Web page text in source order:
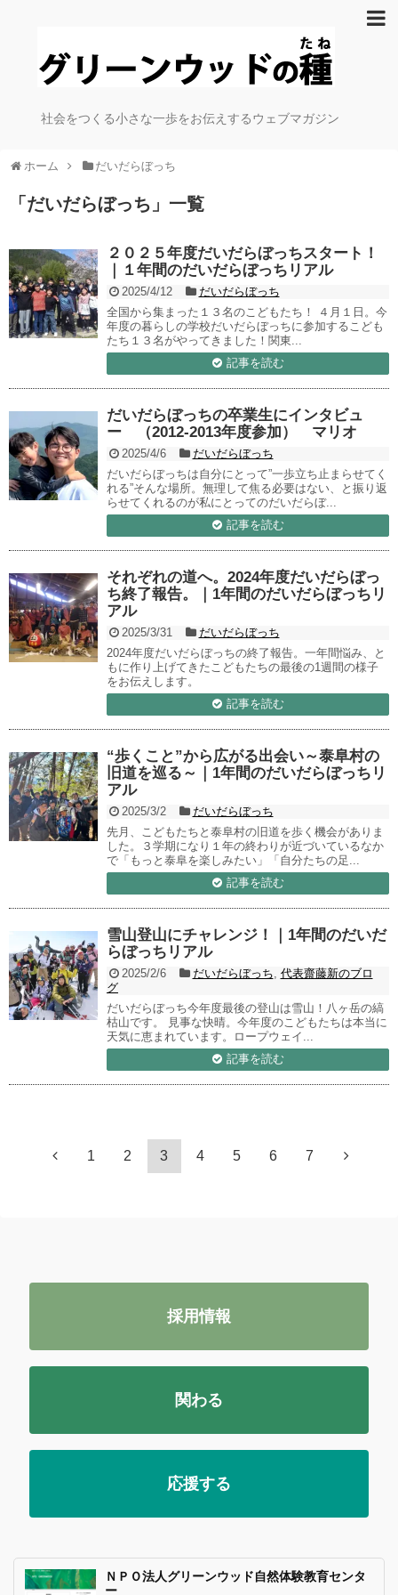
社会をつくる小さな一歩をお伝えするウェブマガジン
ホーム だいだらぼっち
「 だいだらぼっち 」 一覧
２０２５年度だいだらぼっちスタート！
｜１年間のだいだらぼっちリアル
2025/4/12
だいだらぼっち
全国から集まった１３名のこどもたち！ ４月１日。今
年度の暮らしの学校だいだらぼっちに参加するこども
たち１３名がやってきました！関東...
記事を読む
だいだらぼっちの卒業生にインタビュ
ー （2012-2013年度参加） マリオ
2025/4/6
だいだらぼっち
だいだらぼっちは自分にとって”一歩立ち止まらせてく
れる”そんな場所。無理して焦る必要はない、と振り返
らせてくれるのが私にとってのだいだらぼ...
記事を読む
それぞれの道へ。2024年度だいだらぼっ
ち終了報告。｜1年間のだいだらぼっちリ
アル
2025/3/31
だいだらぼっち
2024年度だいだらぼっちの終了報告。一年間悩み、と
もに作り上げてきたこどもたちの最後の1週間の様子
をお伝えします。
記事を読む
“歩くこと”から広がる出会い～泰阜村の
旧道を巡る～｜1年間のだいだらぼっちリ
アル
2025/3/2
だいだらぼっち
先月、こどもたちと泰阜村の旧道を歩く機会がありま
した。３学期になり１年の終わりが近づいているなか
で「もっと泰阜を楽しみたい」「自分たちの足...
記事を読む
雪山登山にチャレンジ！｜1年間のだいだ
らぼっちリアル
2025/2/6 だいだらぼっち, 代表齋藤新のブロ
グ
だいだらぼっち今年度最後の登山は雪山！八ヶ岳の縞
枯山です。 見事な快晴。今年度のこどもたちは本当に
天気に恵まれています。ロープウェイ...
記事を読む
1 2 3 4 5 6 7
採用情報
関わる
応援する
ＮＰＯ法人グリーンウッド自然体験教育センタ
ー